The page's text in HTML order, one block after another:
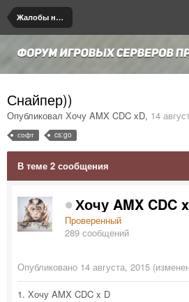
Жалобы на игроков/админов
Снайпер))
Опубликовал Хочу AMX CDC xD, 14
софт cs:go
В теме 2 сообщения
Хочу AMX CDC
Проверенный
289 сообщений
Опубликовано 14 августа, 2015
1. Хочу AMX CDC x D